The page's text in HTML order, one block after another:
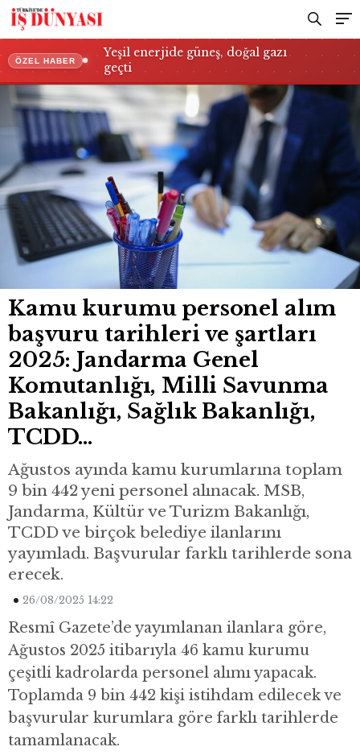
ÖZEL HABER
Yeşil enerjide güneş, doğal gazı
geçti
Genel Komutanlığı, Milli Savunma
Bakanlığı, Sağlık Bakanlığı, TCDD…
Kamu kurumu personel alım
başvuru tarihleri ve şartları
2025: Jandarma Genel
Komutanlığı, Milli Savunma
Bakanlığı, Sağlık Bakanlığı,
TCDD…
Ağustos ayında kamu kurumlarına toplam
9 bin 442 yeni personel alınacak. MSB,
Jandarma, Kültür ve Turizm Bakanlığı,
TCDD ve birçok belediye ilanlarını
yayımladı. Başvurular farklı tarihlerde sona
erecek.
26/08/2025 14:22
Resmî Gazete’de yayımlanan ilanlara göre,
Ağustos 2025 itibarıyla 46 kamu kurumu
çeşitli kadrolarda personel alımı yapacak.
Toplamda 9 bin 442 kişi istihdam edilecek ve
başvurular kurumlara göre farklı tarihlerde
tamamlanacak.